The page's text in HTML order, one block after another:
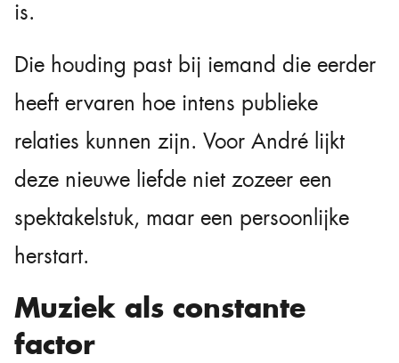
is.
Die houding past bij iemand die eerder
heeft ervaren hoe intens publieke
relaties kunnen zijn. Voor André lijkt
deze nieuwe liefde niet zozeer een
spektakelstuk, maar een persoonlijke
herstart.
Muziek als constante
factor